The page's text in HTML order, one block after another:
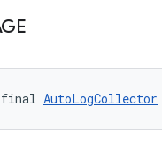
AutoLogCollector